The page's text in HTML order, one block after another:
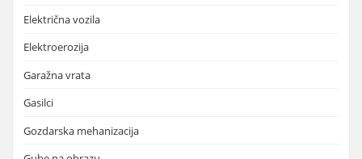
Električna vozila
Elektroerozija
Garažna vrata
Gasilci
Gozdarska mehanizacija